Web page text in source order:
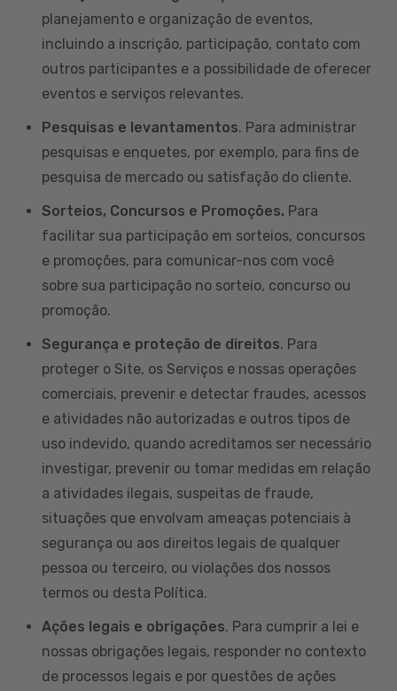
planejamento e organização de eventos,
incluindo a inscrição, participação, contato com
outros participantes e a possibilidade de oferecer
eventos e serviços relevantes.
Pesquisas e levantamentos. Para administrar
pesquisas e enquetes, por exemplo, para fins de
pesquisa de mercado ou satisfação do cliente.
Sorteios, Concursos e Promoções. Para
facilitar sua participação em sorteios, concursos
e promoções, para comunicar-nos com você
sobre sua participação no sorteio, concurso ou
promoção.
Segurança e proteção de direitos. Para
proteger o Site, os Serviços e nossas operações
comerciais, prevenir e detectar fraudes, acessos
e atividades não autorizadas e outros tipos de
uso indevido, quando acreditamos ser necessário
investigar, prevenir ou tomar medidas em relação
a atividades ilegais, suspeitas de fraude,
situações que envolvam ameaças potenciais à
segurança ou aos direitos legais de qualquer
pessoa ou terceiro, ou violações dos nossos
termos ou desta Política.
Ações legais e obrigações. Para cumprir a lei e
nossas obrigações legais, responder no contexto
de processos legais e por questões de ações